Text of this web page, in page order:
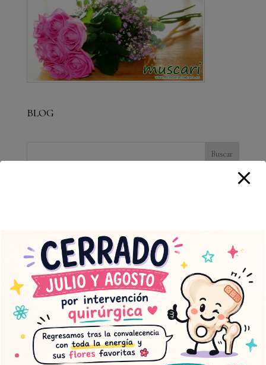
BLOG
Una boda con mucha…»química».
Muscari Floristería Chabrera estrena web
julio 2026
M X J V S D
1 2 4 5